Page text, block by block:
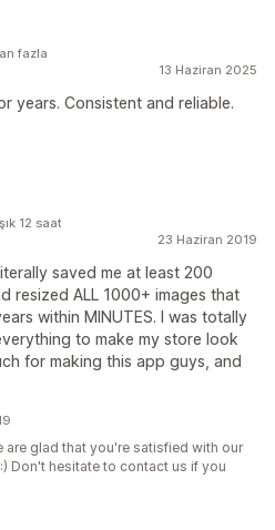
13 Haziran 2025
years. Consistent and reliable.
fazla
23 Haziran 2019
saved me at least 200
resized ALL 1000+ images that
within MINUTES. I was totally
to make my store look
for making this app guys, and
12 saat
are glad that you're satisfied with our
Don't hesitate to contact us if you